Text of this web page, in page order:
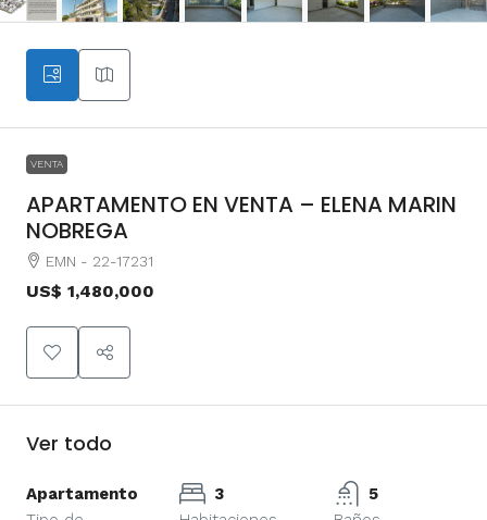
VENTA
APARTAMENTO EN VENTA – ELENA MARIN
NOBREGA
EMN - 22-17231
US$ 1,480,000
Ver todo
Apartamento
3
5